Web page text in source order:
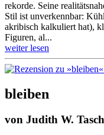
rekorde. Seine
Stil ist unver­kenn­bar:
akribisch kalkuliert hat),
Figuren, al...
weiter lesen
bleiben
von Judith W.